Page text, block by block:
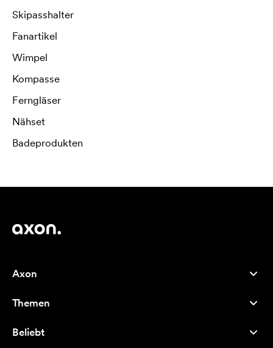
Skipasshalter
Fanartikel
Wimpel
Kompasse
Ferngläser
Nähset
Badeprodukten
Axon
Über uns
Careers
Themen
Bestseller
Beliebt